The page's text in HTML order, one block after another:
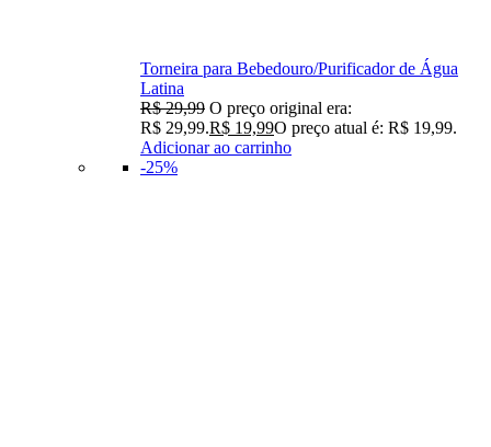
Torneira para Bebedouro/Purificador de Água
Latina
R$29,99 O preço original era:
R$ 29,99.R$ 19,99O preço atual é: R$ 19,99.
Adicionar ao carrinho
-25%